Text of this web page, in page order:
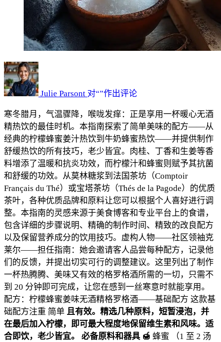
Julie Parsont 对“精
罗
格
酒：
制
作
完
美
暖
心
冬
日
饮
品
的
终
极
指
南
”作出评论
寒冬腊月，气温骤降，喉咙发痒：正是享用一杯暖心无酒
精热饮的最佳时机。本指南探索了简单美味的配方——从
经典的柠檬蜂蜜姜汁热饮到牛奶蜂蜜热饮——并提供制作
舒缓热饮的所有技巧，老少皆宜。肉桂、丁香和生姜等香
料增添了温暖和抗炎功效，而柠檬汁和蜂蜜则赋予其抗菌
和舒缓的功效。从莫林糖浆到法国茶坊（Comptoir
Français du Thé）或宝塔茶坊（Thés de la Pagode）的优质
茶叶，各种优质品牌和原料让您可以根据个人喜好进行调
整。本指南的灵感来源于美食博客和专业平台上的食谱，
包含详细的步骤说明、精确的制作时间、精致的改良配方
以及保留营养成分的饮用技巧。虚构人物——社区领袖克
莱尔——担任指南：她会邀请客人品尝每种配方，记录他
们的反馈，并提出切实可行的调整建议。这里列出了制作
一杯热腾腾、美味又有效的格罗格酒所需的一切，只需不
到 20 分钟即可完成，让您在感到一丝寒意时就能享用。
配方：柠檬蜂蜜姜味无酒精格罗格酒——基础配方 这款基
础配方注重 简单 且有效。精选几种原料，短暂浸泡，并
在最后加入柠檬，即可最大程度地保留维生素和风味。适
合即饮，老少皆宜。
必备原料和器具 🍯 蜂蜜
（1 至 2 汤